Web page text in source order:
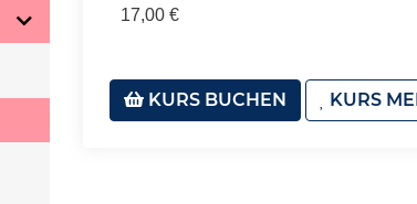
17,00 €
KURS BUCHEN KURS